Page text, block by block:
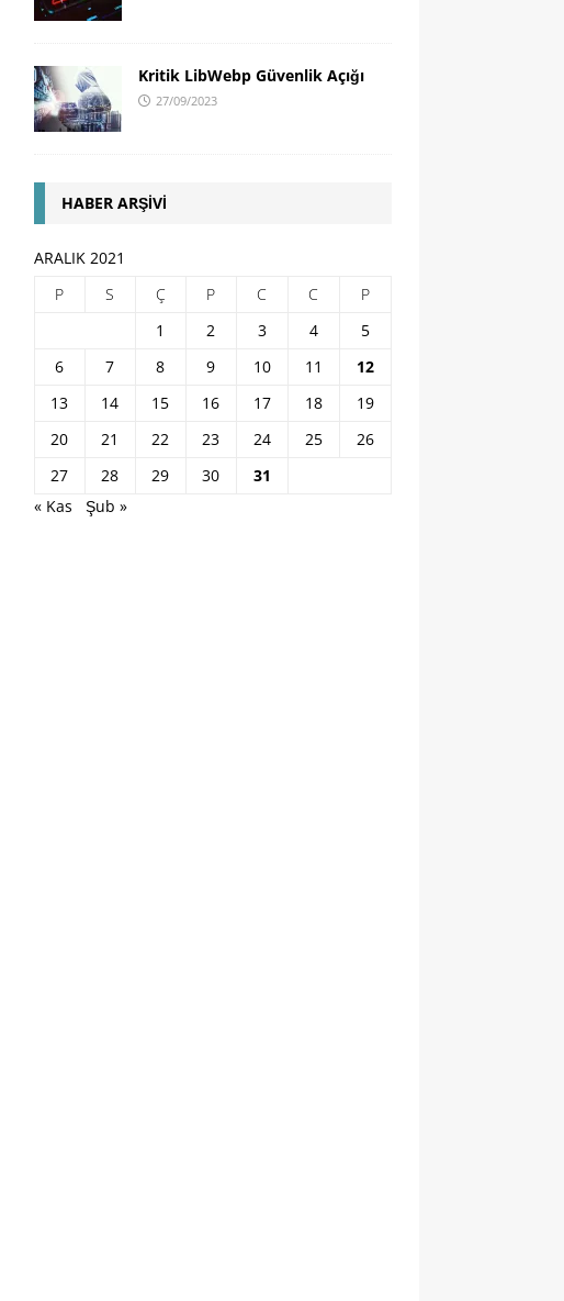
Kritik LibWebp Güvenlik Açığı
27/09/2023
HABER ARŞIVI
ARALIK 2021
P
S Ç P C C
P
1
2 3 4
5
6
7 8 9 10 11
12
13
14 15 16 17 18
19
20
21 22 23 24 25
26
27
28 29 30
31
« Kas
Şub »